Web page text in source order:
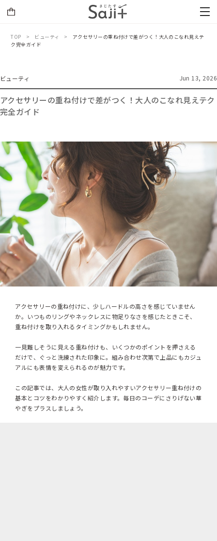
TOP ビューティ
アクセサリーの重ね付けで差がつく！大人のこなれ見えテ
ク完全ガイド
ビューティ Jun 13, 2026
アクセサリーの重ね付けで差がつく！大人のこなれ見えテク
完全ガイド
アクセサリーの重ね付けに、少しハードルの高さを感じていません
か。いつものリングやネックレスに物足りなさを感じたときこそ、
重ね付けを取り入れるタイミングかもしれません。
一見難しそうに見える重ね付けも、いくつかのポイントを押さえる
だけで、ぐっと洗練された印象に。組み合わせ次第で上品にもカジュ
アルにも表情を変えられるのが魅力です。
この記事では、大人の女性が取り入れやすいアクセサリー重ね付けの
基本とコツをわかりやすく紹介します。毎日のコーデにさりげない華
やぎをプラスしましょう。